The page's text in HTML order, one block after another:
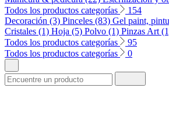
Todos los productos categorías
154
Decoración (3) Pinceles (83) Gel paint,
Cristales (1) Hoja (5) Polvo (1) Pinzas Art
Todos los productos categorías
95
Todos los productos categorías
0